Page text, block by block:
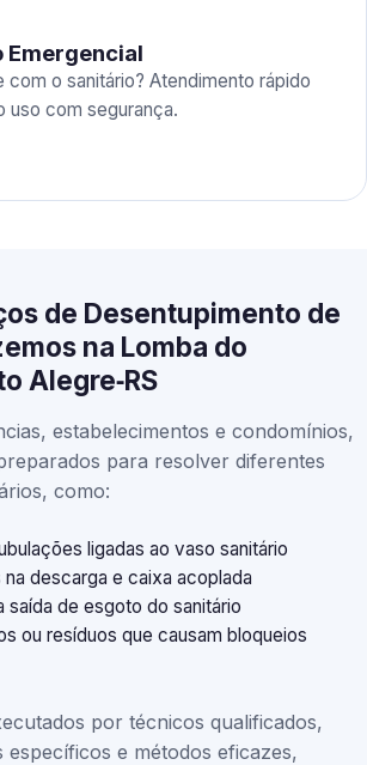
Emergencial
com o sanitário? Atendimento rápido
uso com segurança.
de Desentupimento de
na Lomba do
Alegre‑RS
estabelecimentos e condomínios,
para resolver diferentes
como:
ligadas ao vaso sanitário
descarga e caixa acoplada
saída de esgoto do sanitário
ou resíduos que causam bloqueios
por técnicos qualificados,
específicos e métodos eficazes,